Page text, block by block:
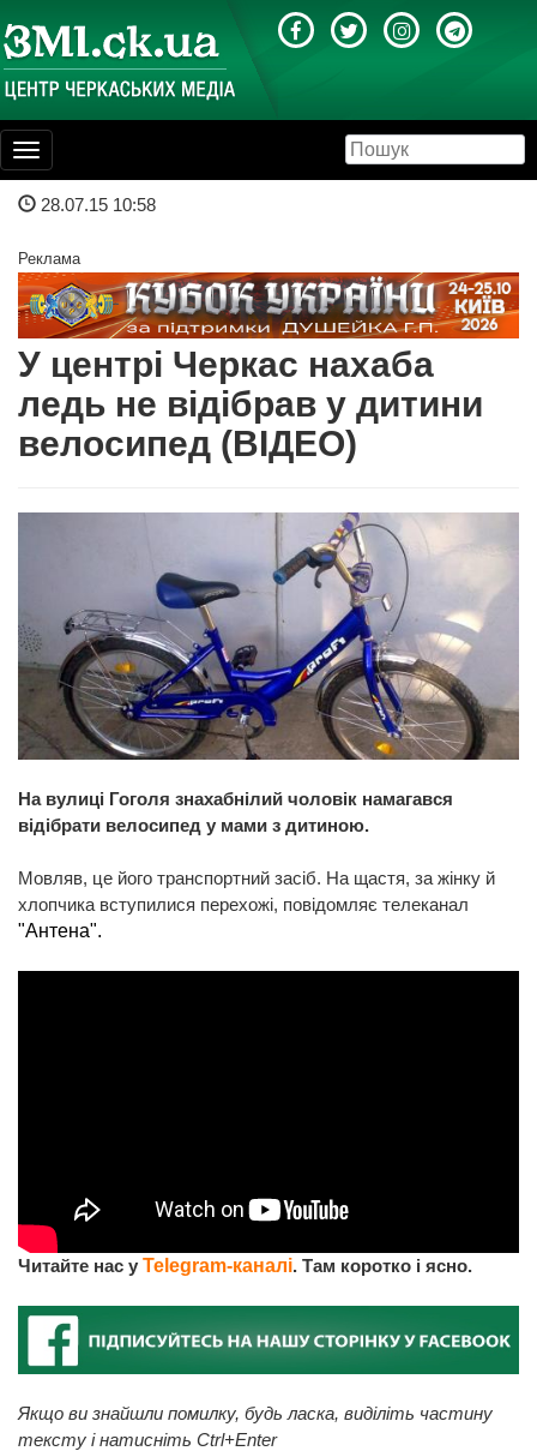
Toggle
navigation
28.07.15 10:58
Реклама
У центрі Черкас нахаба
ледь не відібрав у дитини
велосипед (ВІДЕО)
На вулиці Гоголя знахабнілий чоловік намагався
відібрати велосипед у мами з дитиною.
Мовляв, це його транспортний засіб. На щастя, за жінку й
хлопчика вступилися перехожі, повідомляє телеканал
"Антена".
Читайте нас у Telegram-каналі. Там коротко і ясно.
Якщо ви знайшли помилку, будь ласка, виділіть частину
тексту і натисніть Ctrl+Enter